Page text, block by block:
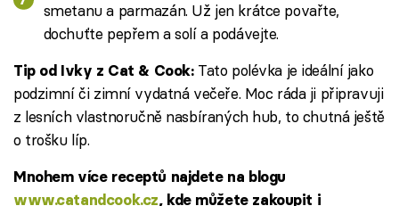
smetanu a parmazán. Už jen krátce povařte,
dochuťte pepřem a solí a podávejte.
Tip od Ivky z Cat & Cook:Tato polévka je ideální jako
podzimní či zimní vydatná večeře. Moc ráda ji připravuji
z lesních vlastnoručně nasbíraných hub, to chutná ještě
o trošku líp.
Mnohem více receptů najdete na blogu
www.catandcook.cz, kde můžete zakoupit i